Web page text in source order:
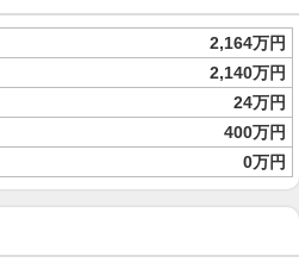
2,164万円
2,140万円
24万円
400万円
0万円